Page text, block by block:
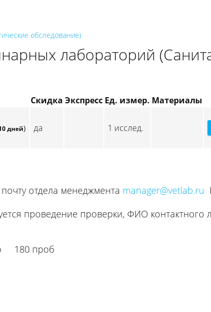
обследование)
лабораторий
Скидка Экспресс Ед. измер. Материалы
дней) да 1 исслед.
отдела менеджмента manager@vetlab.ru
проведение проверки, ФИО контактного
180 проб